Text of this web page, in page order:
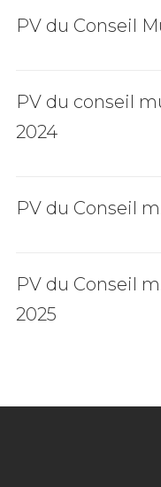
PV du Conseil
PV du conseil
2024
PV du Conseil
PV du Conseil
2025